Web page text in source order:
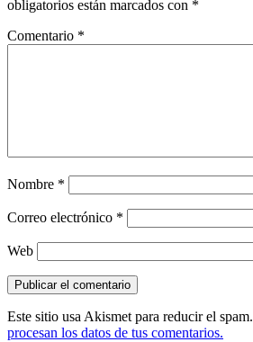
obligatorios están marcados con *
Comentario *
Nombre *
Correo electrónico *
Web
Este sitio usa Akismet para reducir el spam.
procesan los datos de tus comentarios.